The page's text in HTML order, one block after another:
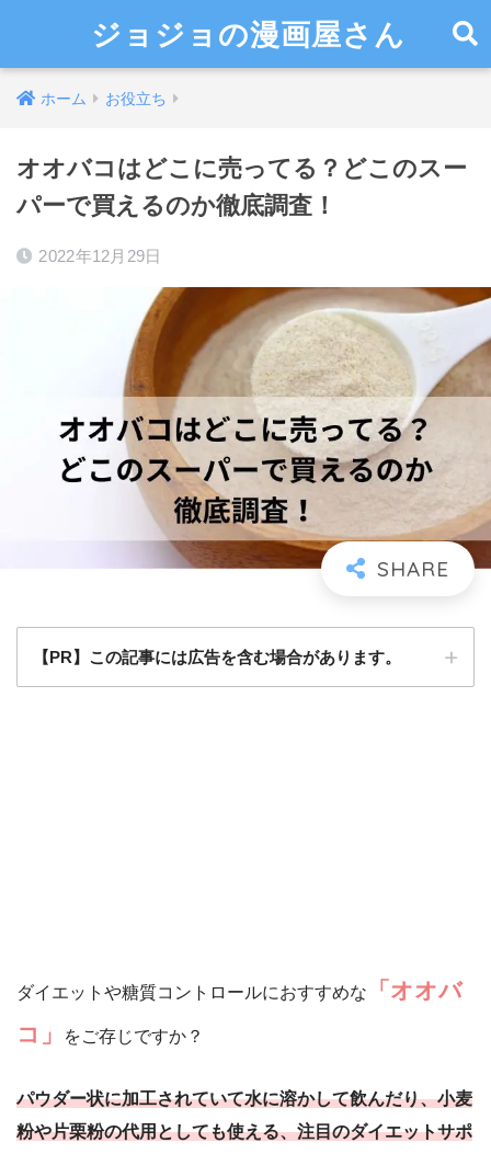
ジョジョの漫画屋さん
ホーム お役立ち
オオバコはどこに売ってる？どこのスー
パーで買えるのか徹底調査！
2022年12月29日
【PR】この記事には広告を含む場合があります。
ダイエットや糖質コントロールにおすすめな
「オオバ
コ」
をご存じですか？
パウダー状に加工されていて水に溶かして飲んだり、小麦
粉や片栗粉の代用としても使える、注目のダイエットサポ